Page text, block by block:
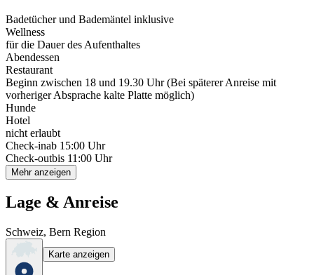
Badetücher und Bademäntel inklusive
Wellness
für die Dauer des Aufenthaltes
Abendessen
Restaurant
Beginn zwischen 18 und 19.30 Uhr (Bei späterer Anreise mit
vorheriger Absprache kalte Platte möglich)
Hunde
Hotel
nicht erlaubt
Check-inab 15:00 Uhr
Check-outbis 11:00 Uhr
Mehr anzeigen
Lage & Anreise
Schweiz, Bern Region
Karte anzeigen